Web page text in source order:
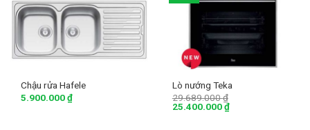
Chậu rửa Hafele
5.900.000₫
Lò nướng Teka
29.689.000₫
25.400.000₫